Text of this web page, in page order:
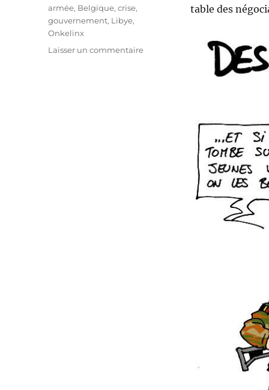
table des
Étiquettes
armée, Belgique,crise,
gouvernement, Libye,
Onkelinx
Laisser un commentairesur